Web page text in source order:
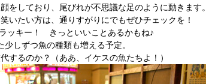
をしており、尾びれが不思議な足のように動きます。
いたい方は、通りすがりにでもぜひチェックを！
ッキー！ きっといいことあるかもね♪
少しずつ魚の種類も増える予定。
するのか？（ああ、イケスの魚たちよ！）